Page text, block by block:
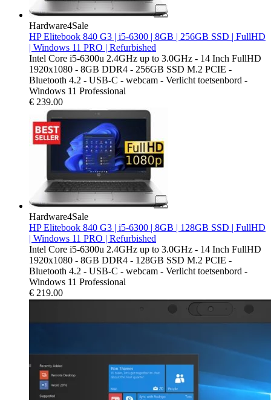
Hardware4Sale
HP Elitebook 840 G3 | i5-6300 | 8GB | 256GB SSD | FullHD
| Windows 11 PRO | Refurbished
Intel Core i5-6300u 2.4GHz up to 3.0GHz - 14 Inch FullHD
1920x1080 - 8GB DDR4 - 256GB SSD M.2 PCIE -
Bluetooth 4.2 - USB-C - webcam - Verlicht toetsenbord -
Windows 11 Professional
€ 239.00
Hardware4Sale
HP Elitebook 840 G3 | i5-6300 | 8GB | 128GB SSD | FullHD
| Windows 11 PRO | Refurbished
Intel Core i5-6300u 2.4GHz up to 3.0GHz - 14 Inch FullHD
1920x1080 - 8GB DDR4 - 128GB SSD M.2 PCIE -
Bluetooth 4.2 - USB-C - webcam - Verlicht toetsenbord -
Windows 11 Professional
€ 219.00